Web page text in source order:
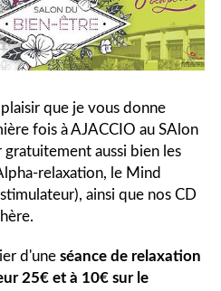
que je vous donne
fois à AJACCIO au SAlon
aussi bien les
relaxation, le Mind
ainsi que nos CD
d'une séance de relaxation
25€ et à 10€ sur le